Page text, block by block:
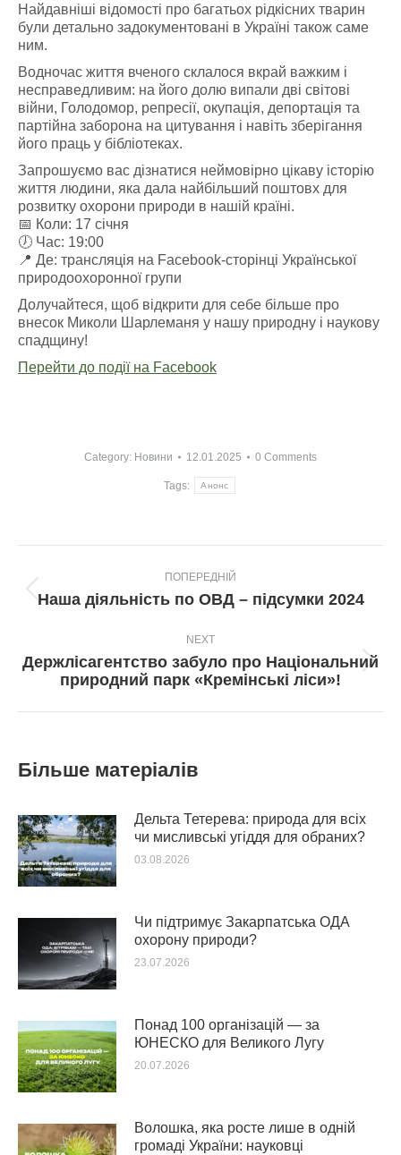
Найдавніші відомості про багатьох рідкісних тварин
були детально задокументовані в Україні також саме
ним.
Водночас життя вченого склалося вкрай важким і
несправедливим: на його долю випали дві світові
війни, Голодомор, репресії, окупація, депортація та
партійна заборона на цитування і навіть зберігання
його праць у бібліотеках.
Запрошуємо вас дізнатися неймовірно цікаву історію
життя людини, яка дала найбільший поштовх для
розвитку охорони природи в нашій країні.
📅 Коли: 17 січня
🕖 Час: 19:00
📍 Де: трансляція на Facebook-сторінці Української
природоохоронної групи
Долучайтеся, щоб відкрити для себе більше про
внесок Миколи Шарлеманя у нашу природну і наукову
спадщину!
Перейти до події на Facebook
Category: Новини 12.01.2025 0 Comments
Tags: Анонс
navigation
ПОПЕРЕДНІЙ
Попередній
Наша діяльність по ОВД – підсумки 2024
NEXT
Next
post:
Держлісагентство забуло про Національний
природний парк «Кремінські ліси»!
Більше матеріалів
Дельта Тетерева: природа для всіх
чи мисливські угіддя для обраних?
03.08.2026
Чи підтримує Закарпатська ОДА
охорону природи?
23.07.2026
Понад 100 організацій — за
ЮНЕСКО для Великого Лугу
20.07.2026
Волошка, яка росте лише в одній
громаді України: науковці